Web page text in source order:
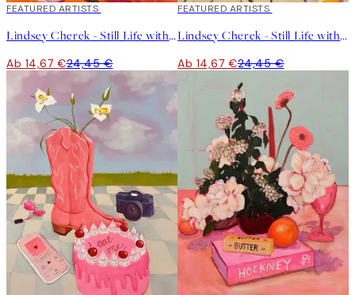
40%*
FEATURED ARTISTS
Lindsey Cherek - Still Life with Gumball Machine Poster
Ab 14,67 €24,45 €
40%*
FEATURED ARTISTS
Lindsey Cherek - Still Life with Tulips in Boots Poster
Ab 14,67 €24,45 €